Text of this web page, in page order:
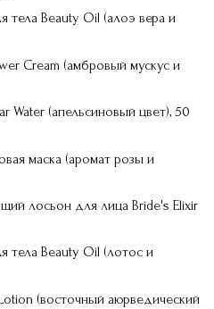
тела Beauty Oil (алоэ вера и
Cream (амбровый мускус и
Water (апельсиновый цвет), 50
маска (аромат розы и
лосьон для лица Bride's Elixir
тела Beauty Oil (лотос и
(восточный аюрведический